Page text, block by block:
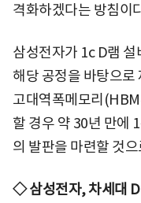
격화하겠다는 방침이
삼성전자가 1c D램
해당 공정을 바탕으로
고대역폭메모리
할 경우 약 30년 만에
의 발판을 마련할 것
◇ 삼성전자, 차세대